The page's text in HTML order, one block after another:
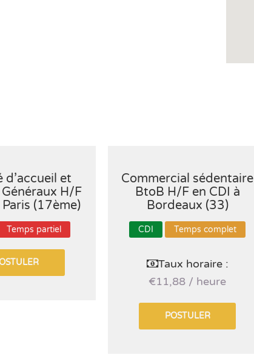
d’accueil et
H/F
Paris (17ème)
Temps partiel
Commercial sédentaire
BtoB H/F en CDI à
Bordeaux (33)
CDI Temps complet
Taux horaire :
€11,88 / heure
POSTULER